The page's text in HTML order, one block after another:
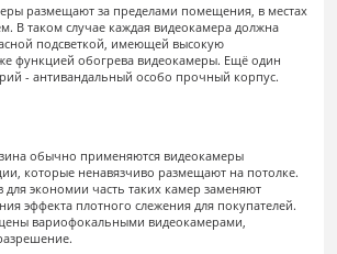
размещают за пределами помещения, в местах
В таком случае каждая видеокамера должна
подсветкой, имеющей высокую
функцией обогрева видеокамеры. Ещё один
- антивандальный особо прочный корпус.
обычно применяются видеокамеры
которые ненавязчиво размещают на потолке.
для экономии часть таких камер заменяют
эффекта плотного слежения для покупателей.
вариофокальными видеокамерами,